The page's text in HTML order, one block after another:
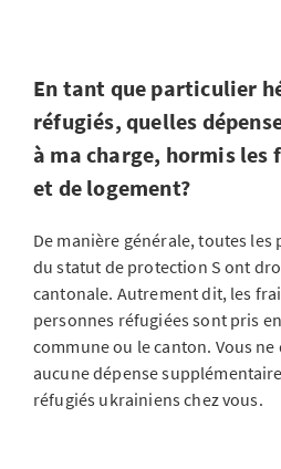
En tant que particulier
réfugiés, quelles
à ma charge, hormis
et de logement?
De manière générale, toutes les
du statut de protection S ont
cantonale. Autrement dit, les
personnes réfugiées sont pris
commune ou le canton. Vous
aucune dépense
réfugiés ukrainiens chez vous.